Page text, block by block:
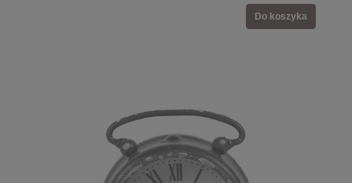
Do koszyka